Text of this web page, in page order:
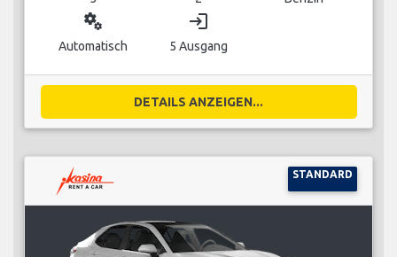
miscellaneous_services
Automatisch
login
5 Ausgang
DETAILS ANZEIGEN...
STANDARD